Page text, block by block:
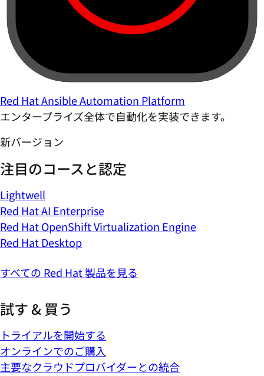
Red Hat Ansible Automation Platform
エンタープライズ全体で自動化を実装できます。
新バージョン
注目のコースと認定
Lightwell
Red Hat AI Enterprise
Red Hat OpenShift Virtualization Engine
Red Hat Desktop
すべての Red Hat 製品を見る
試す & 買う
トライアルを開始する
オンラインでのご購入
主要なクラウドプロバイダーとの統合